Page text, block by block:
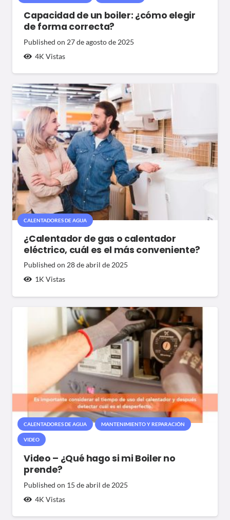
Capacidad de un boiler: ¿cómo elegir
de forma correcta?
Published on 27 de agosto de 2025
4K Vistas
CALENTADORES DE AGUA
¿Calentador de gas o calentador
eléctrico, cuál es el más conveniente?
Published on28 de abril de 2025
1K Vistas
CALENTADORES DE AGUA MANTENIMIENTO Y REPARACIÓN
VIDEO
Video – ¿Qué hago si mi Boiler no
prende?
Published on 15 de abril de 2025
4K Vistas